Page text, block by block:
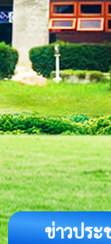
ข่าวปร